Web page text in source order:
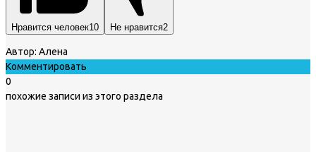
Нравится человек10 Не нравится2
Автор: Алена
Комментировать
0
похожие записи из этого раздела